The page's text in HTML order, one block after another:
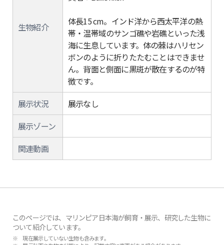
生物紹介
体長15 cm。インド洋から西太平洋の熱
帯・温帯域のサンゴ礁や岩礁といった浅
海に生息しています。体の棘はハリセン
ボンのように折りたたむことはできませ
ん。背面と側面に黒斑が散在するのが特
徴です。
展示状況
展示なし
展示ゾーン
関連動画
このページでは、マリンピア日本海が飼育・展示、研究した生物に
ついて紹介しています。
※ 現在展示していない生物も含みます。